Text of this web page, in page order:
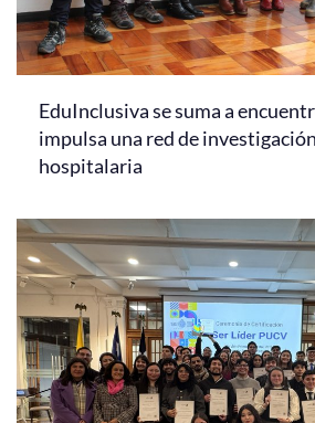
EduInclusiva se suma a
impulsa una red de
hospitalaria